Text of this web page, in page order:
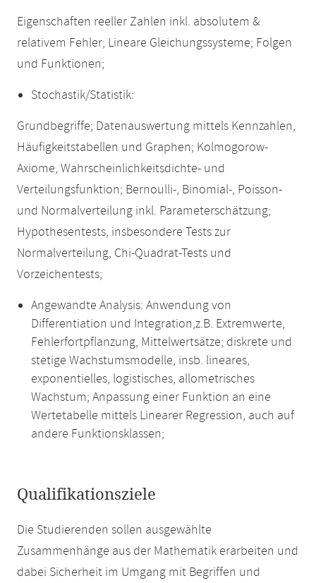
Eigenschaften reeller Zahlen inkl. absolutem &
relativem Fehler; Lineare Gleichungssysteme; Folgen
und Funktionen;
Stochastik/Statistik:
Grundbegriffe; Datenauswertung mittels Kennzahlen,
Häufigkeitstabellen und Graphen; Kolmogorow-
Axiome, Wahrscheinlichkeitsdichte- und
Verteilungsfunktion; Bernoulli-, Binomial-, Poisson-
und Normalverteilung inkl. Parameterschätzung;
Hypothesentests, insbesondere Tests zur
Normalverteilung, Chi-Quadrat-Tests und
Vorzeichentests;
Angewandte Analysis: Anwendung von
Differentiation und Integration,z.B. Extremwerte,
Fehlerfortpflanzung, Mittelwertsätze; diskrete und
stetige Wachstumsmodelle, insb. lineares,
exponentielles, logistisches, allometrisches
Wachstum; Anpassung einer Funktion an eine
Wertetabelle mittels Linearer Regression, auch auf
andere Funktionsklassen;
Qualifikationsziele
Die Studierenden sollen ausgewählte
Zusammenhänge aus der Mathematik erarbeiten und
dabei Sicherheit im Umgang mit Begriffen und